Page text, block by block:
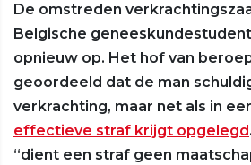
De omstreden
Belgische
opnieuw op. Het hof van
geoordeeld dat de man
verkrachting, maar net als in
effectieve straf krijgt opgelegd
“dient een straf geen